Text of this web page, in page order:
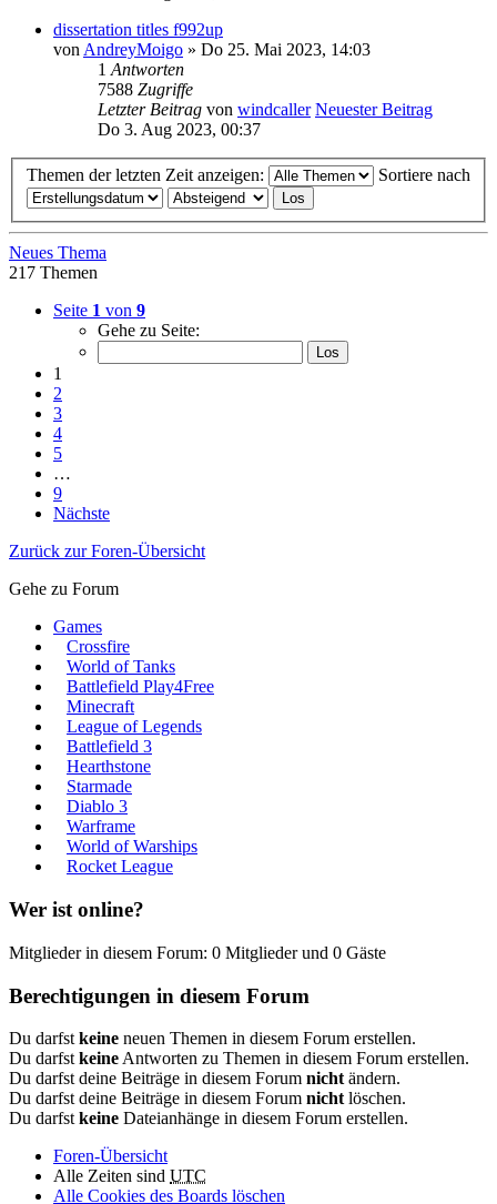
dissertation titles f992up
von AndreyMoigo » Do 25. Mai 2023, 14:03
1 Antworten
7588 Zugriffe
Letzter Beitrag von windcaller Neuester Beitrag
Do 3. Aug 2023, 00:37
Themen der letzten Zeit anzeigen: Sortiere nach
Neues Thema
217 Themen
Seite 1 von 9
Gehe zu Seite:
1
2
3
4
5
…
9
Nächste
Zurück zur Foren-Übersicht
Gehe zu Forum
Games
Crossfire
World of Tanks
Battlefield Play4Free
Minecraft
League of Legends
Battlefield 3
Hearthstone
Starmade
Diablo 3
Warframe
World of Warships
Rocket League
Wer ist online?
Mitglieder in diesem Forum: 0 Mitglieder und 0 Gäste
Berechtigungen in diesem Forum
Du darfst keine neuen Themen in diesem Forum erstellen.
Du darfst keine Antworten zu Themen in diesem Forum erstellen.
Du darfst deine Beiträge in diesem Forum nicht ändern.
Du darfst deine Beiträge in diesem Forum nicht löschen.
Du darfst keine Dateianhänge in diesem Forum erstellen.
Foren-Übersicht
Alle Zeiten sind UTC
Alle Cookies des Boards löschen